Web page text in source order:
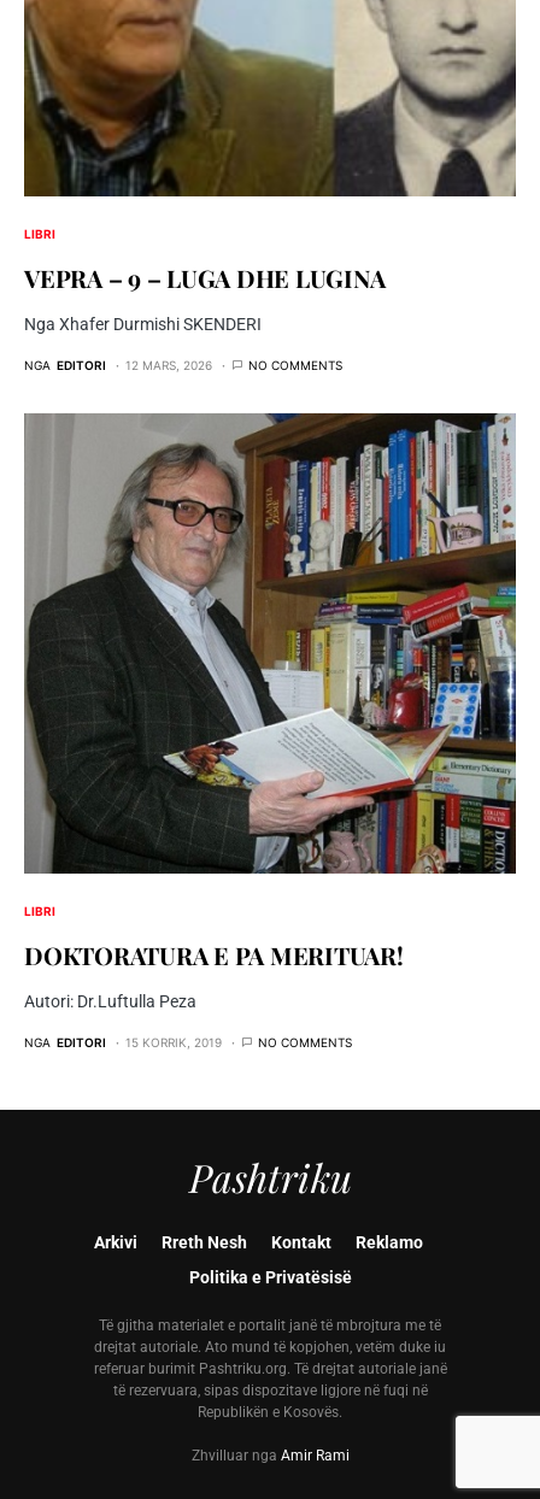
LIBRI
VEPRA – 9 – LUGA DHE LUGINA
Nga Xhafer Durmishi SKENDERI
NGA EDITORI 12 MARS, 2026 NO COMMENTS
LIBRI
DOKTORATURA E PA MERITUAR!
Autori: Dr.Luftulla Peza
NGA EDITORI 15 KORRIK, 2019 NO COMMENTS
Pashtriku
Arkivi Rreth Nesh Kontakt
Reklamo
Politika e Privatësisë
Të gjitha materialet e portalit janë të mbrojtura me të
drejtat autoriale. Ato mund të kopjohen, vetëm duke iu
referuar burimit Pashtriku.org. Të drejtat autoriale janë
të rezervuara, sipas dispozitave ligjore në fuqi në
Republikën e Kosovës.
Zhvilluar nga Amir Rami